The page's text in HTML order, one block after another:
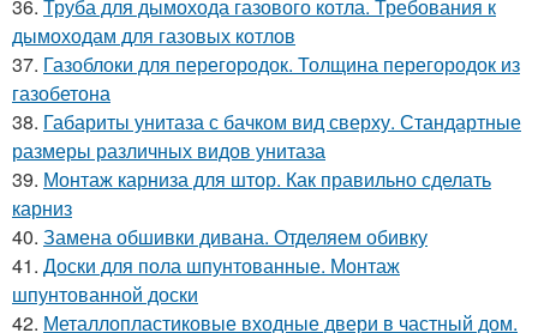
36. Труба для дымохода газового котла. Требования к
дымоходам для газовых котлов
37. Газоблоки для перегородок. Толщина перегородок из
газобетона
38. Габариты унитаза с бачком вид сверху. Стандартные
размеры различных видов унитаза
39. Монтаж карниза для штор. Как правильно сделать
карниз
40. Замена обшивки дивана. Отделяем обивку
41. Доски для пола шпунтованные. Монтаж
шпунтованной доски
42. Металлопластиковые входные двери в частный дом.